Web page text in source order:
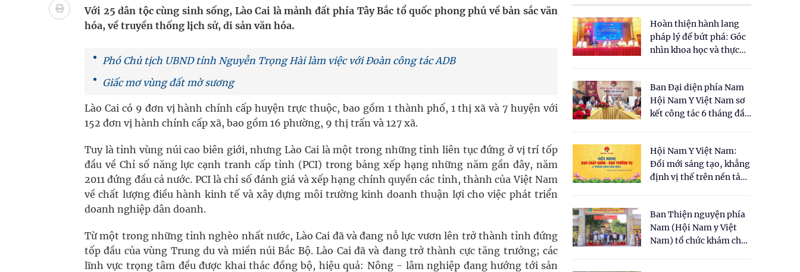
Cách âm nhạc trị liệu được “đo ni đóng giày”
Dự báo thời tiết ngày 08/8/2026: Bắc Bộ nắng nóng, nhiệt độ cao nhất 35 độ
Cảnh báo 3 thời điểm nguy hiểm trong ngày dễ xảy ra đột qụy
Đề xuất cơ chế thu hút nhân lực, nâng cao chất lượng y tế
Với 25 dân tộc cùng sinh sống, Lào Cai là mảnh đất phía Tây Bắc tổ quốc phong phú về bản sắc văn
hóa, về truyền thống lịch sử, di sản văn hóa.
Phó Chủ tịch UBND tỉnh Nguyễn Trọng Hài làm việc với Đoàn công tác ADB
Giấc mơ vùng đất mờ sương
Lào Cai có 9 đơn vị hành chính cấp huyện trực thuộc, bao gồm 1 thành phố, 1 thị xã và 7 huyện với
152 đơn vị hành chính cấp xã, bao gồm 16 phường, 9 thị trấn và 127 xã.
Tuy là tỉnh vùng núi cao biên giới, nhưng Lào Cai là một trong những tỉnh liên tục đứng ở vị trí tốp
đầu về Chỉ số năng lực cạnh tranh cấp tỉnh (PCI) trong bảng xếp hạng những năm gần đây, năm
2011 đứng đầu cả nước. PCI là chỉ số đánh giá và xếp hạng chính quyền các tỉnh, thành của Việt Nam
về chất lượng điều hành kinh tế và xây dựng môi trường kinh doanh thuận lợi cho việc phát triển
doanh nghiệp dân doanh.
Từ một trong những tỉnh nghèo nhất nước, Lào Cai đã và đang nỗ lực vươn lên trở thành tỉnh đứng
tốp đầu của vùng Trung du và miền núi Bắc Bộ. Lào Cai đã và đang trở thành cực tăng trưởng; các
lĩnh vực trọng tâm đều được khai thác đồng bộ, hiệu quả: Nông - lâm nghiệp đang hướng tới sản
Hoàn thiện hành lang
pháp lý để bứt phá: Góc
nhìn khoa học và thực
cho Luật Y dược cổ
truyền Việt Nam"
Ban Đại diện phía Nam
Hội Nam Y Việt Nam sơ
kết công tác 6 tháng đầu
Hội Nam Y Việt Nam:
Đổi mới sáng tạo, khẳng
định vị thế trên nền tảng
Ban Thiện nguyện phía
Nam (Hội Nam y Việt
Nam) tổ chức khám chữa